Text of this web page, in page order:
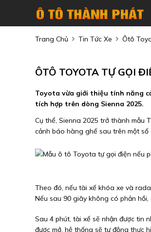
Trang Chủ Tin Tức Xe Ôtô
ÔTÔ TOYOTA TỰ GỌI
Toyota vừa giới thiệu tính năng
tích hợp trên dòng Sienna 2025.
Cụ thể, Sienna 2025 trở thành mẫu
cảnh báo hàng ghế sau trên một
Theo đó, nếu tài xế khóa xe và
Nếu sau 90 giây không có phản hồi,
Sau 4 phút, tài xế sẽ nhận được tin
được mở, hệ thống sẽ tự động thực